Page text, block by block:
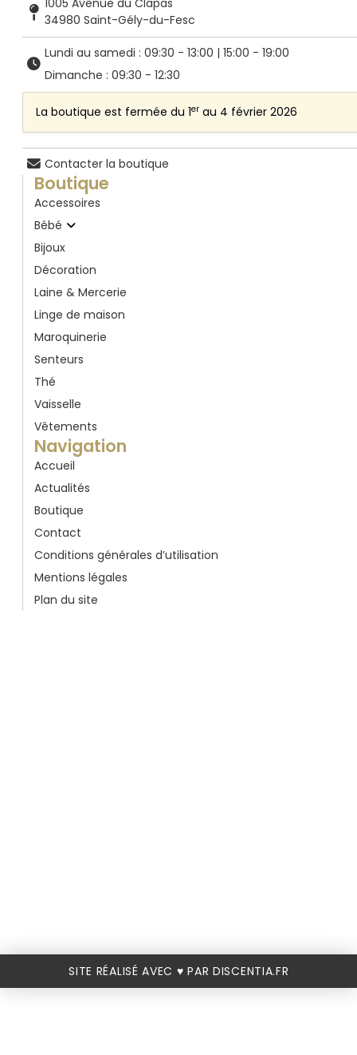
1005 Avenue du Clapas
34980 Saint-Gély-du-Fesc
Lundi au samedi : 09:30 - 13:00 | 15:00 - 19:00
Dimanche : 09:30 - 12:30
La boutique est fermée du 1er au 4 février 2026
Contacter la boutique
Boutique
Accessoires
Bébé
Bijoux
Décoration
Laine & Mercerie
Linge de maison
Maroquinerie
Senteurs
Thé
Vaisselle
Vêtements
Navigation
Accueil
Actualités
Boutique
Contact
Conditions générales d’utilisation
Mentions légales
Plan du site
SITE RÉALISÉ AVEC ♥️ PAR DISCENTIA.FR